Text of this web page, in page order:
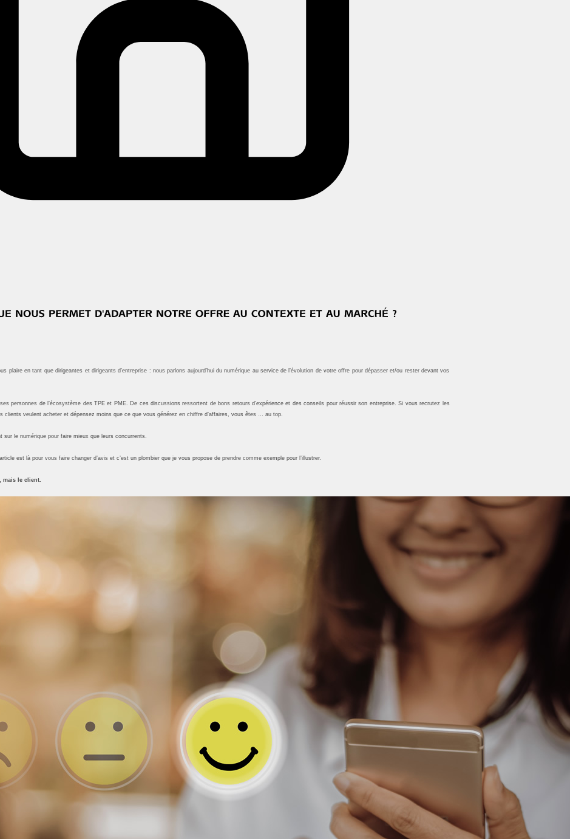
plaire en tant que dirigeantes et dirigeants d’entreprise : nous parlons aujourd’hui du numérique au service de l’évolution de votre offre pour dépasser et/ou rester devant vos
personnes de l’écosystème des TPE et PME. De ces discussions ressortent de bons retours d’expérience et des conseils pour réussir son entreprise. Si vous recrutez les
clients veulent acheter et dépensez moins que ce que vous générez en chiffre d’affaires, vous êtes … au top.
sur le numérique pour faire mieux que leurs concurrents.
est là pour vous faire changer d’avis et c’est un plombier que je vous propose de prendre comme exemple pour l’illustrer.
mais le client.